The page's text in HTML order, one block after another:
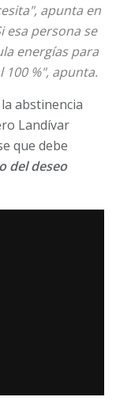
apunta en
esa persona se
energías para
%", apunta.
abstinencia
Landívar
que debe
del deseo